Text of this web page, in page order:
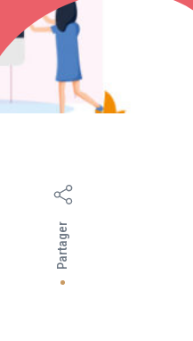
Partager